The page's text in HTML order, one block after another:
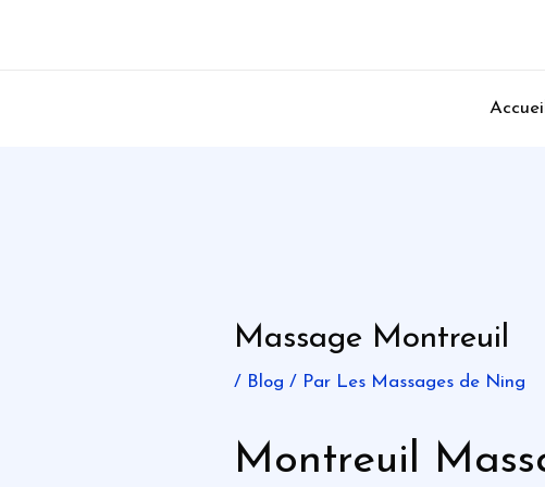
Accueil
Massage Montreuil
/ Blog / Par Les Massages de Ning
Montreuil